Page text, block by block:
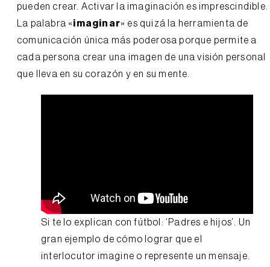
pueden crear. Activar la imaginación es imprescindible.
La palabra «imaginar» es quizá la herramienta de
comunicación única más poderosa porque permite a
cada persona crear una imagen de una visión personal
que lleva en su corazón y en su mente.
Si te lo explican con fútbol: ‘Padres e hijos’. Un
gran ejemplo de cómo lograr que el
interlocutor imagine o represente un mensaje.